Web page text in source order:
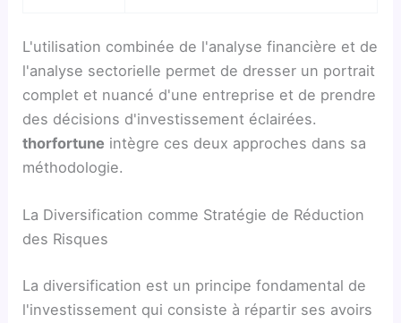
L'utilisation combinée de l'analyse financière et de
l'analyse sectorielle permet de dresser un portrait
complet et nuancé d'une entreprise et de prendre
des décisions d'investissement éclairées.
thorfortune intègre ces deux approches dans sa
méthodologie.
La Diversification comme Stratégie de Réduction
des Risques
La diversification est un principe fondamental de
l'investissement qui consiste à répartir ses avoirs